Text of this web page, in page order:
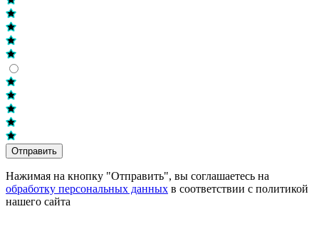
Отправить
Нажимая на кнопку "Отправить", вы соглашаетесь на
обработку персональных данных в соответствии с политикой
нашего сайта